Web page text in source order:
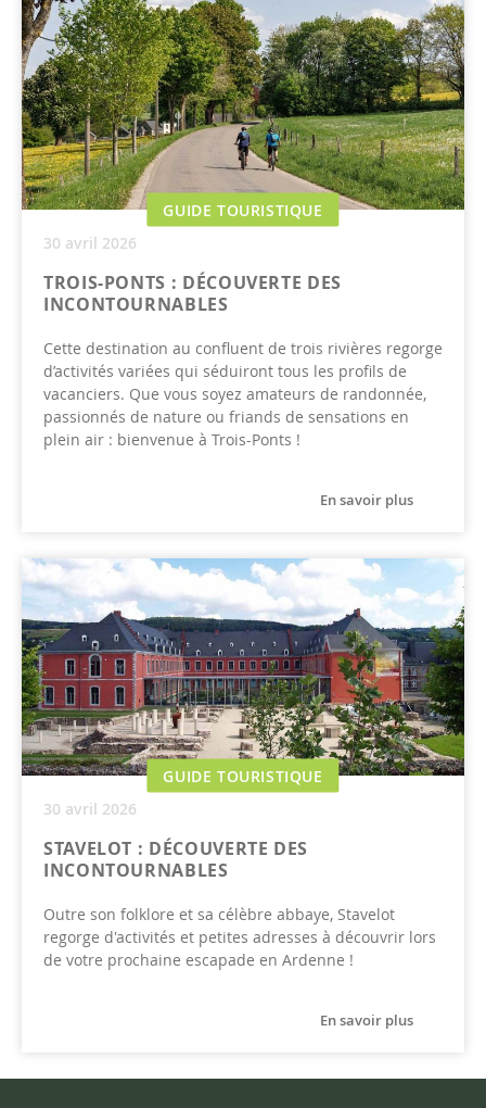
GUIDE TOURISTIQUE
30 avril 2026
TROIS-PONTS : DÉCOUVERTE DES
INCONTOURNABLES
Cette destination au confluent de trois rivières regorge
d’activités variées qui séduiront tous les profils de
vacanciers. Que vous soyez amateurs de randonnée,
passionnés de nature ou friands de sensations en
plein air : bienvenue à Trois-Ponts !
En savoir plus
GUIDE TOURISTIQUE
30 avril 2026
STAVELOT : DÉCOUVERTE DES
INCONTOURNABLES
Outre son folklore et sa célèbre abbaye, Stavelot
regorge d'activités et petites adresses à découvrir lors
de votre prochaine escapade en Ardenne !
En savoir plus